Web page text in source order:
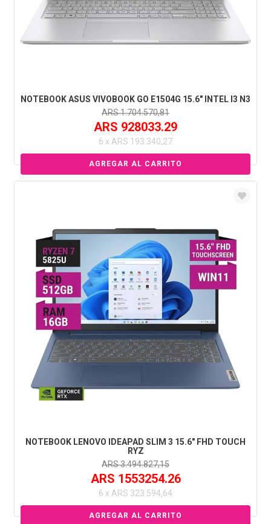
NOTEBOOK ASUS VIVOBOOK GO E1504G 15.6" INTEL I3 N3
ARS 1.704.570,81
ARS 928033.29
6 x ARS 193.340,27
NOTEBOOK LENOVO IDEAPAD SLIM 3 15.6" FHD TOUCH
RYZ
ARS 3.494.827,15
ARS 1553254.26
6 x ARS 323.594,64